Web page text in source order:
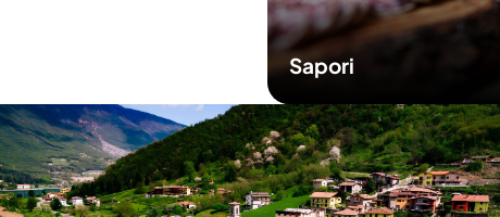
Sapori